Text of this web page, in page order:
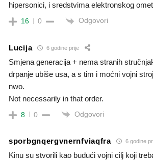
hipersonici, i sredstvima elektronskog
16 0 Odgovori
Lucija 6 godine prije
Smjena generacija + nema stranih
drpanje ubiše usa, a s tim i moćni vojni
nwo.
Not necessarily in that order.
8 0 Odgovori
sporbgnqergvnernfviaqfra 6 godine
Kinu su stvorili kao budući vojni cilj koji